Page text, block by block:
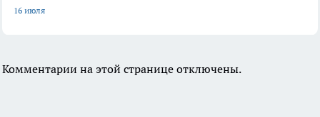
16 июля
Комментарии на этой странице отключены.